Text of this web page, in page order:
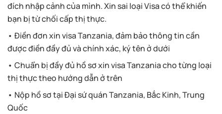
đích nhập cảnh của mình. Xin sai loại Visa có thể khiến
bạn bị từ chối cấp thị thực.
• Điền đơn xin visa Tanzania, đảm bảo thông tin cần
được điền đầy đủ và chính xác, ký tên ở dưới
• Chuẩn bị đầy đủ hồ sơ xin visa Tanzania cho từng loại
thị thực theo hướng dẫn ở trên
• Nộp hồ sơ tại Đại sứ quán Tanzania, Bắc Kinh, Trung
Quốc